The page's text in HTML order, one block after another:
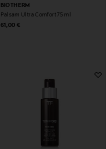
BIOTHERM
Palsam Ultra Comfort 75 ml
Original Price
61,00 €